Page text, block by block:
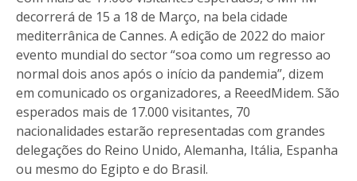
decorrerá de 15 a 18 de Março, na bela cidade
mediterrânica de Cannes. A edição de 2022 do maior
evento mundial do sector “soa como um regresso ao
normal dois anos após o início da pandemia”, dizem
em comunicado os organizadores, a ReeedMidem. São
esperados mais de 17.000 visitantes, 70
nacionalidades estarão representadas com grandes
delegações do Reino Unido, Alemanha, Itália, Espanha
ou mesmo do Egipto e do Brasil.